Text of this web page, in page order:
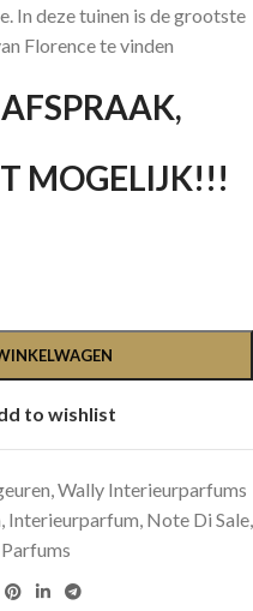
In deze tuinen is de grootste
Florence te vinden
MOGELIJK!!!
to wishlist
,Wally Interieurparfums
, Interieurparfum, Note Di Sale,